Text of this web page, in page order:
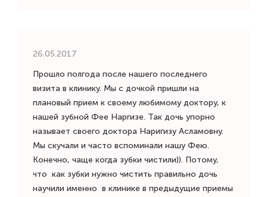
26.05.2017
Прошло полгода после нашего последнего
визита в клинику. Мы с дочкой пришли на
плановый прием к своему любимому доктору, к
нашей зубной Фее Наргизе. Так дочь упорно
называет своего доктора Наригизу Асламовну.
Мы скучали и часто вспоминали нашу Фею.
Конечно, чаще когда зубки чистили)). Потому,
что как зубки нужно чистить правильно дочь
научили именно в клинике в предыдущие приемы